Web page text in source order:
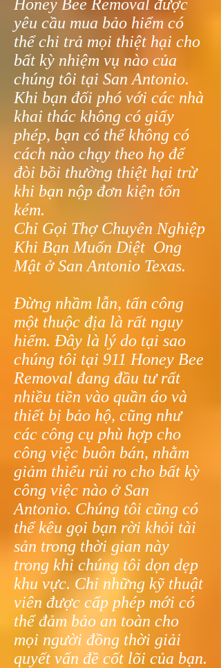
Honey Bee Removal được
yêu cầu mua bảo hiểm có
thể chi trả mọi thiệt hại cho
bất kỳ nhiệm vụ nào của
chúng tôi tại San Antonio.
Khi bạn đối phó với các nhà
khai thác không có giấy
phép, bạn có thể không có
cách nào chạy theo họ để
đòi bồi thường thiệt hại trừ
khi bạn nộp đơn kiện tốn
kém.
Chỉ Gọi Thợ Chuyên Nghiệp
Khi Bạn Muốn Diệt Ong
Mật ở San Antonio Texas.
Đừng nhầm lẫn, tấn công
một thuộc địa là rất nguy
hiểm. Đây là lý do tại sao
chúng tôi tại 911 Honey Bee
Removal đang đầu tư rất
nhiều tiền vào quần áo và
thiết bị bảo hộ, cũng như
các công cụ phù hợp cho
công việc buôn bán, nhằm
giảm thiểu rủi ro cho bất kỳ
công việc nào ở San
Antonio. Chúng tôi cũng có
thể kêu gọi bạn rời khỏi tài
sản trong thời gian này
trong khi chúng tôi dọn dẹp
khu vực. Chỉ những kỹ thuật
viên được cấp phép mới có
thể đảm bảo an toàn cho
mọi người đồng thời giải
quyết vấn đề cốt lõi của bạn.